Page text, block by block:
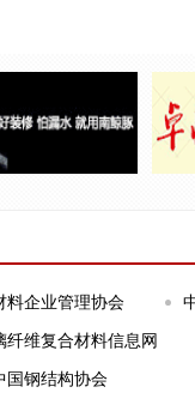
料企业管理协会
纤维复合材料信息网
国钢结构协会